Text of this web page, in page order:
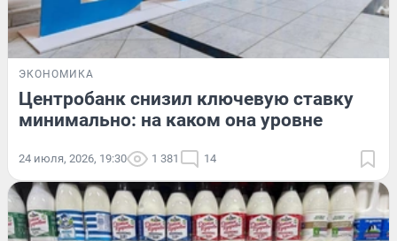
ЭКОНОМИКА
Центробанк снизил ключевую ставку
минимально: на каком она уровне
24 июля, 2026, 19:30 1 381 14